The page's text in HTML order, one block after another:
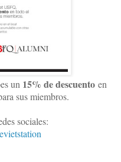
un 15% de descuento en
sus miembros.
sociales: